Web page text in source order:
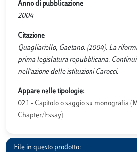
Anno di pubblicazione
2004
Citazione
Quagliariello, Gaetano. (2004). La
prima legislatura repubblicana.
nell'azione delle istituzioni Carocci.
Appare nelle tipologie:
02.1 - Capitolo o saggio su monografia
Chapter/Essay)
File in questo prodotto: